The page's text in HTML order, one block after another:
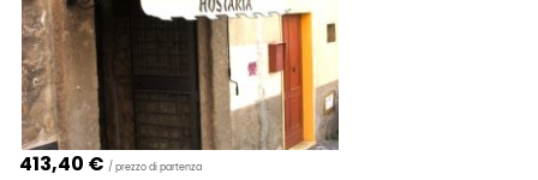
864,00€ prezzo di partenza